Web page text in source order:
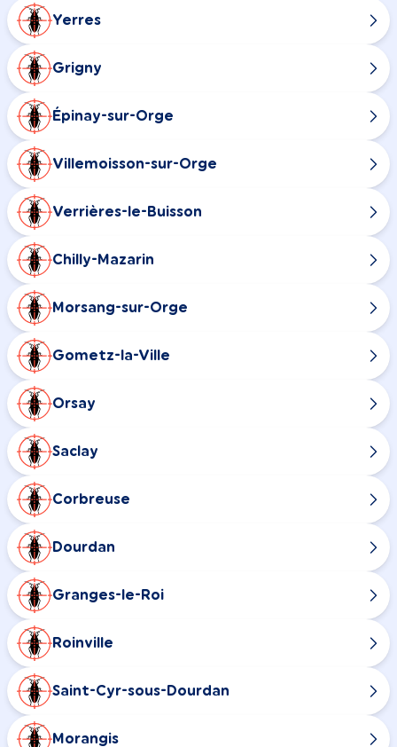
Yerres
Grigny
Épinay-sur-Orge
Villemoisson-sur-Orge
Verrières-le-Buisson
Chilly-Mazarin
Morsang-sur-Orge
Gometz-la-Ville
Orsay
Saclay
Corbreuse
Dourdan
Granges-le-Roi
Roinville
Saint-Cyr-sous-Dourdan
Morangis